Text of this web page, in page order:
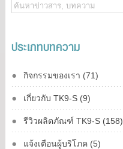
ประเภทบทความ
กิจกรรมของเรา (71)
เกี่ยวกับ TK9-S (9)
รีวิวผลิตภัณฑ์ TK9-S (158)
แจ้งเตือนผู้บริโภค (5)